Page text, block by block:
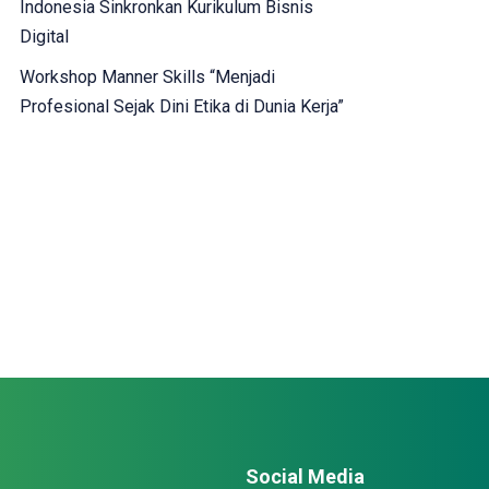
Indonesia Sinkronkan Kurikulum Bisnis
Digital
Workshop Manner Skills “Menjadi
Profesional Sejak Dini Etika di Dunia Kerja”
Social Media